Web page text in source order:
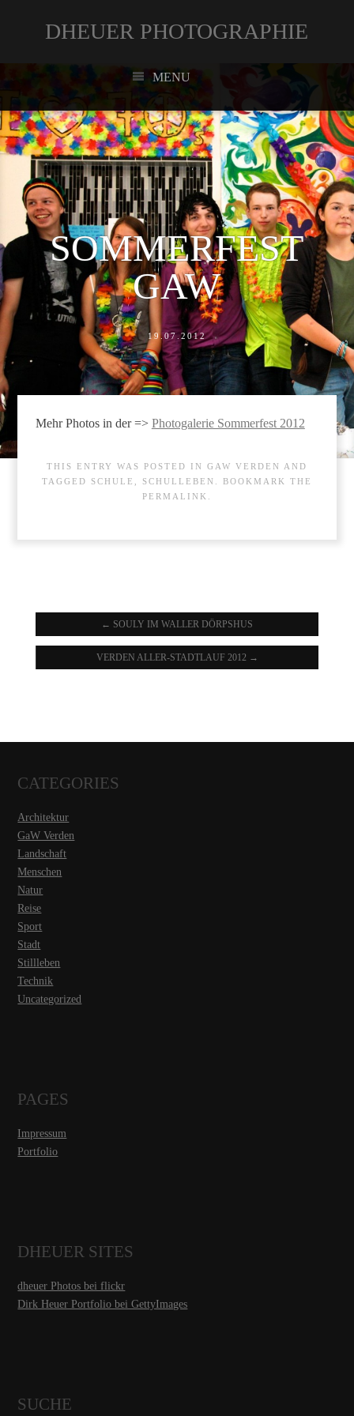
DHEUER PHOTOGRAPHIE
MENU
SOMMERFEST
GAW
19.07.2012
Mehr Photos in der => Photogalerie Sommerfest 2012
THIS ENTRY WAS POSTED IN GAW VERDEN
AND
TAGGED SCHULE SCHULLEBEN
. BOOKMARK THE
PERMALINK
← SOULY IM WALLER DÖRPSHUS
VERDEN ALLER-STADTLAUF 2012 →
CATEGORIES
Architektur
GaW Verden
Landschaft
Menschen
Natur
Reise
Sport
Stadt
Stillleben
Technik
Uncategorized
PAGES
Impressum
Portfolio
DHEUER SITES
dheuer Photos bei flickr
Dirk Heuer Portfolio bei GettyImages
SUCHE